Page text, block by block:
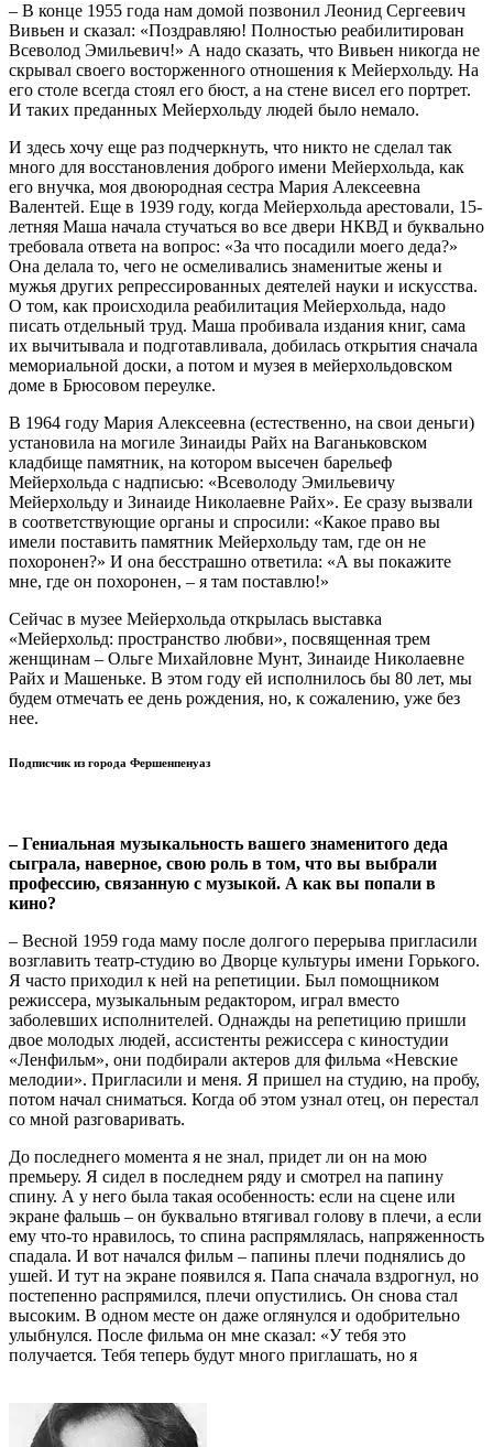
– В конце 1955 года нам домой позвонил Леонид Сергеевич
Вивьен и сказал: «Поздравляю! Полностью реабилитирован
Всеволод Эмильевич!» А надо сказать, что Вивьен никогда не
скрывал своего восторженного отношения к Мейерхольду. На
его столе всегда стоял его бюст, а на стене висел его портрет.
И таких преданных Мейерхольду людей было немало.
И здесь хочу еще раз подчеркнуть, что никто не сделал так
много для восстановления доброго имени Мейерхольда, как
его внучка, моя двоюродная сестра Мария Алексеевна
Валентей. Еще в 1939 году, когда Мейерхольда арестовали, 15-
летняя Маша начала стучаться во все двери НКВД и буквально
требовала ответа на вопрос: «За что посадили моего деда?»
Она делала то, чего не осмеливались знаменитые жены и
мужья других репрессированных деятелей науки и искусства.
О том, как происходила реабилитация Мейерхольда, надо
писать отдельный труд. Маша пробивала издания книг, сама
их вычитывала и подготавливала, добилась открытия сначала
мемориальной доски, а потом и музея в мейерхольдовском
доме в Брюсовом переулке.
В 1964 году Мария Алексеевна (естественно, на свои деньги)
установила на могиле Зинаиды Райх на Ваганьковском
кладбище памятник, на котором высечен барельеф
Мейерхольда с надписью: «Всеволоду Эмильевичу
Мейерхольду и Зинаиде Николаевне Райх». Ее сразу вызвали
в соответствующие органы и спросили: «Какое право вы
имели поставить памятник Мейерхольду там, где он не
похоронен?» И она бесстрашно ответила: «А вы покажите
мне, где он похоронен, – я там поставлю!»
Сейчас в музее Мейерхольда открылась выставка
«Мейерхольд: пространство любви», посвященная трем
женщинам – Ольге Михайловне Мунт, Зинаиде Николаевне
Райх и Машеньке. В этом году ей исполнилось бы 80 лет, мы
будем отмечать ее день рождения, но, к сожалению, уже без
нее.
Подписчик из города Фершенпенуаз
– Гениальная музыкальность вашего знаменитого деда
сыграла, наверное, свою роль в том, что вы выбрали
профессию, связанную с музыкой. А как вы попали в
кино?
– Весной 1959 года маму после долгого перерыва пригласили
возглавить театр-студию во Дворце культуры имени Горького.
Я часто приходил к ней на репетиции. Был помощником
режиссера, музыкальным редактором, играл вместо
заболевших исполнителей. Однажды на репетицию пришли
двое молодых людей, ассистенты режиссера с киностудии
«Ленфильм», они подбирали актеров для фильма «Невские
мелодии». Пригласили и меня. Я пришел на студию, на пробу,
потом начал сниматься. Когда об этом узнал отец, он перестал
со мной разговаривать.
До последнего момента я не знал, придет ли он на мою
премьеру. Я сидел в последнем ряду и смотрел на папину
спину. А у него была такая особенность: если на сцене или
экране фальшь – он буквально втягивал голову в плечи, а если
ему что-то нравилось, то спина распрямлялась, напряженность
спадала. И вот начался фильм – папины плечи поднялись до
ушей. И тут на экране появился я. Папа сначала вздрогнул, но
постепенно распрямился, плечи опустились. Он снова стал
высоким. В одном месте он даже оглянулся и одобрительно
улыбнулся. После фильма он мне сказал: «У тебя это
получается. Тебя теперь будут много приглашать, но я